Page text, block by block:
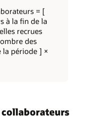
= [
à la fin de la
recrues
des
la période ] ×